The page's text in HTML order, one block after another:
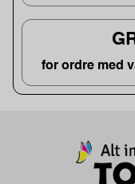
for ordre med